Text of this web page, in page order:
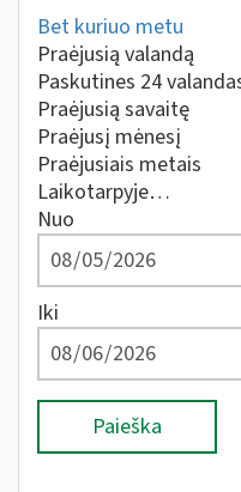
Bet kuriuo metu
Praėjusią valandą
Paskutines 24
Praėjusią savaitę
Praėjusį mėnesį
Praėjusiais metais
Laikotarpyje…
Nuo
Iki
Paieška